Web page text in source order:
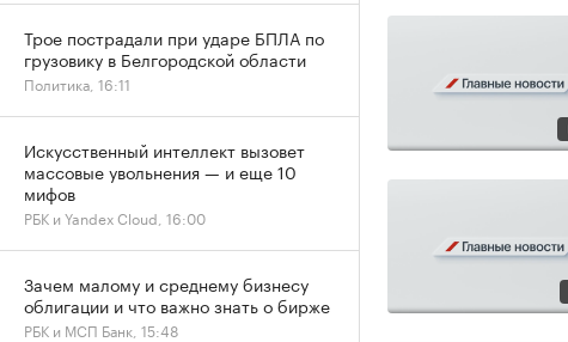
Трое пострадали при ударе БПЛА по
грузовику в Белгородской области
Политика, 16:11
Искусственный интеллект вызовет
массовые увольнения — и еще 10
мифов
РБК и Yandex Cloud, 16:00
Зачем малому и среднему бизнесу
облигации и что важно знать о бирже
РБК и МСП Банк, 15:48